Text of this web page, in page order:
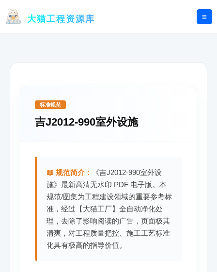
大猫工程资源库
标准规范
吉J2012-990室外设施
📖 规范简介：
《吉J2012-990室外设
施》最新高清无水印 PDF 电子版。本
规范/图集为工程建设领域的重要参考标
准，经过【大猫工厂】全自动净化处
理，去除了影响阅读的广告，页面极其
清爽，对工程质量把控、施工工艺标准
化具有极高的指导价值。